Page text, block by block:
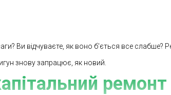
Ви відчуваєте, як воно б'ється все
знову запрацює, як новий.
ремонт